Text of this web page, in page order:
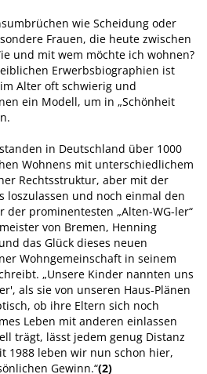
wie Scheidung oder
Frauen, die heute zwischen
und mit wem möchte ich wohnen?
Erwerbsbiographien ist
Alter oft schwierig und
ein Modell, um in „Schönheit
in Deutschland über 1000
Wohnens mit unterschiedlichem
Rechtsstruktur, aber mit der
loszulassen und noch einmal den
der prominentesten „Alten-WG-ler“
von Bremen, Henning
das Glück dieses neuen
Wohngemeinschaft in seinem
„Unsere Kinder nannten uns
als sie von unseren Haus-Plänen
ob ihre Eltern sich noch
Leben mit anderen einlassen
trägt, lässt jedem genug Distanz
1988 leben wir nun schon hier,
Gewinn.“(2)